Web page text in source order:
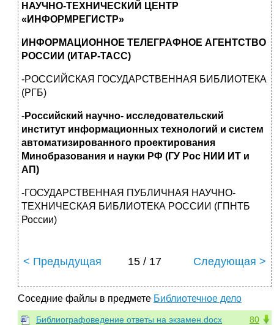
НАУЧНО-ТЕХНИЧЕСКИЙ ЦЕНТР
«ИНФОРМРЕГИСТР»
ИНФОРМАЦИОННОЕ ТЕЛЕГРАФНОЕ АГЕНТСТВО
РОССИИ (ИТАР-ТАСС)
-РОССИЙСКАЯ ГОСУДАРСТВЕННАЯ БИБЛИОТЕКА
(РГБ)
-Российский научно- исследовательский
институт информационных технологий и систем
автоматизированного проектирования
Минобразования и науки РФ (ГУ Рос НИИ ИТ и
АП)
-ГОСУДАРСТВЕННАЯ ПУБЛИЧНАЯ НАУЧНО-
ТЕХНИЧЕСКАЯ БИБЛИОТЕКА РОССИИ (ГПНТБ
России)
< Предыдущая 15 / 17 Следующая >
Соседние файлы в предмете Библиотечное дело
80
Библиографоведение ответы на экзамен.docx